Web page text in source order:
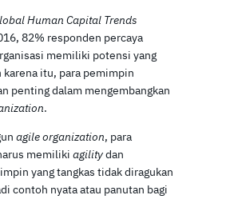
Human Capital Trends
82% responden percaya
memiliki potensi yang
itu, para pemimpin
penting dalam mengembangkan
.
agile organization, para
memiliki agilitydan
yang tangkas tidak diragukan
contoh nyata atau panutan bagi